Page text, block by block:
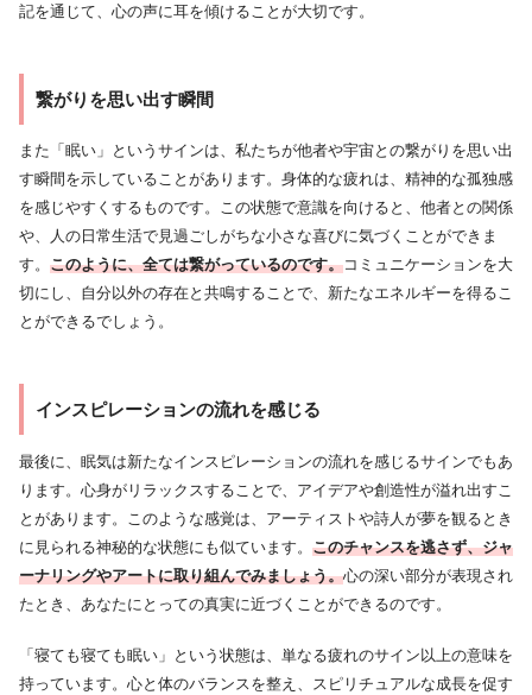
記を通じて、心の声に耳を傾けることが大切です。
繋がりを思い出す瞬間
また「眠い」というサインは、私たちが他者や宇宙との繋がりを思い出
す瞬間を示していることがあります。身体的な疲れは、精神的な孤独感
を感じやすくするものです。この状態で意識を向けると、他者との関係
や、人の日常生活で見過ごしがちな小さな喜びに気づくことができま
す。 このように、全ては繋がっているのです。コミュニケーションを大
切にし、自分以外の存在と共鳴することで、新たなエネルギーを得るこ
とができるでしょう。
インスピレーションの流れを感じる
最後に、眠気は新たなインスピレーションの流れを感じるサインでもあ
ります。心身がリラックスすることで、アイデアや創造性が溢れ出すこ
とがあります。このような感覚は、アーティストや詩人が夢を観るとき
に見られる神秘的な状態にも似ています。 このチャンスを逃さず、ジャ
ーナリングやアートに取り組んでみましょう。心の深い部分が表現され
たとき、あなたにとっての真実に近づくことができるのです。
「寝ても寝ても眠い」という状態は、単なる疲れのサイン以上の意味を
持っています。心と体のバランスを整え、スピリチュアルな成長を促す